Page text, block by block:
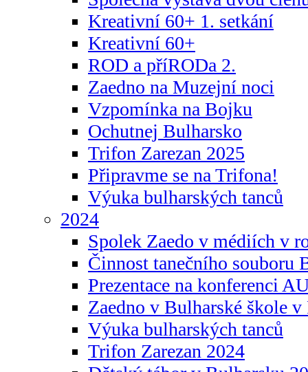
Kreativní 60+ 1. setkání
Kreativní 60+
ROD a příRODa 2.
Zaedno na Muzejní noci
Vzpomínka na Bojku
Ochutnej Bulharsko
Trifon Zarezan 2025
Připravme se na Trifona!
Výuka bulharských tanců
2024
Spolek Zaedo v médiích v
Činnost tanečního souboru
Prezentace na konferenci
Zaedno v Bulharské škole v
Výuka bulharských tanců
Trifon Zarezan 2024